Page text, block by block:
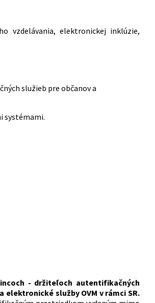
vzdelávania, elektronickej inklúzie,
služieb pre občanov a
systémami.
- držiteľoch autentifikačných
služby OVM v rámci SR.